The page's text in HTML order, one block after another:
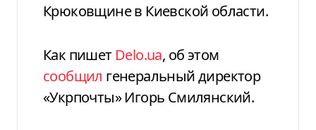
Крюковщине в Киевской области.
Как пишет Delo.ua, об этом
сообщил генеральный директор
«Укрпочты» Игорь Смилянский.